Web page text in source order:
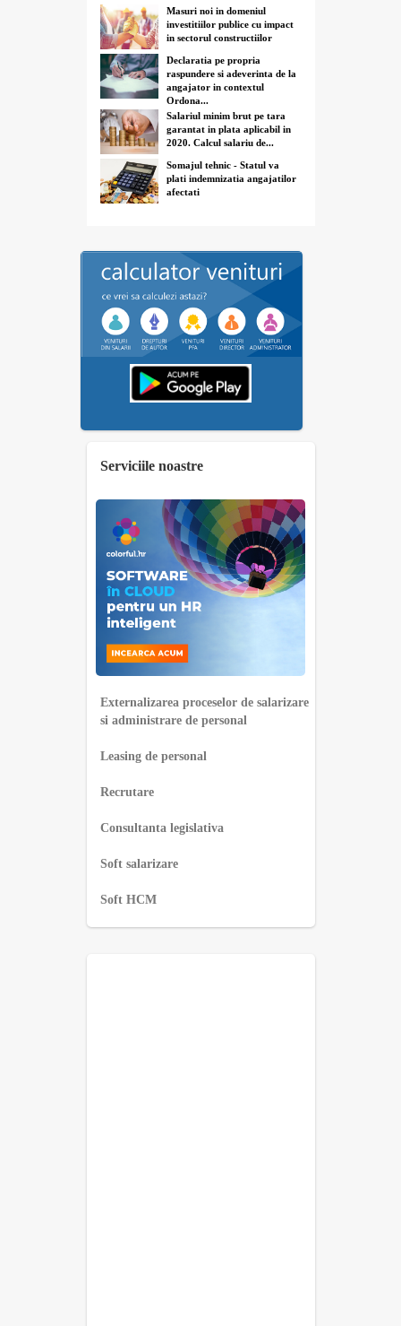
Masuri noi in domeniul
investitiilor publice cu impact
in sectorul constructiilor
Declaratia pe propria
raspundere si adeverinta de la
angajator in contextul
Ordona...
Salariul minim brut pe tara
garantat in plata aplicabil in
2020. Calcul salariu de...
Somajul tehnic - Statul va
plati indemnizatia angajatilor
afectati
Serviciile noastre
Externalizarea proceselor de salarizare
si administrare de personal
Leasing de personal
Recrutare
Consultanta legislativa
Soft salarizare
Soft HCM